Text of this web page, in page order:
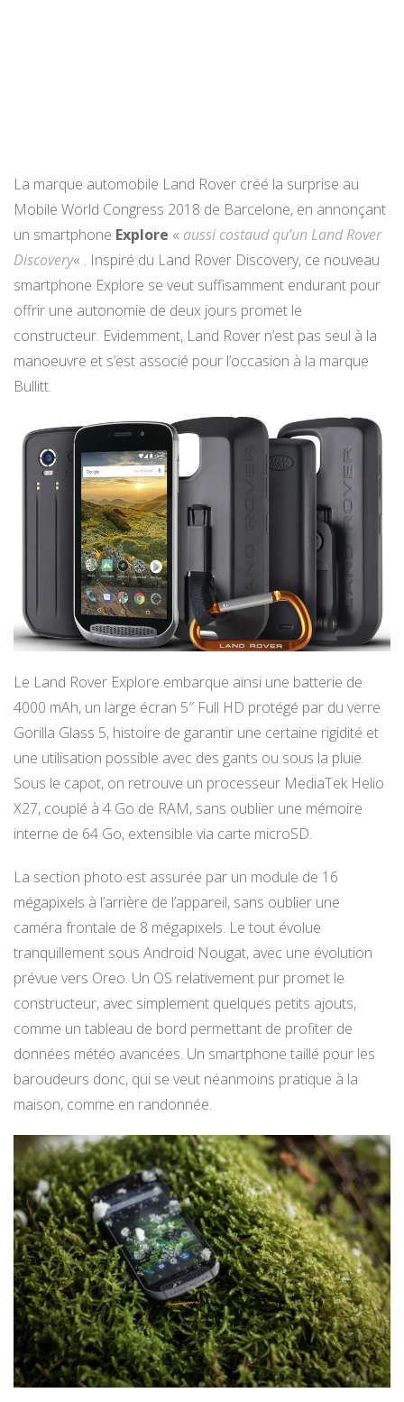
La marque automobile Land Rover créé la surprise au
Mobile World Congress 2018 de Barcelone, en annonçant
un smartphone Explore « aussi costaud qu’un Land Rover
Discovery« . Inspiré du Land Rover Discovery, ce nouveau
smartphone Explore se veut suffisamment endurant pour
offrir une autonomie de deux jours promet le
constructeur. Evidemment, Land Rover n’est pas seul à la
manoeuvre et s’est associé pour l’occasion à la marque
Bullitt.
Le Land Rover Explore embarque ainsi une batterie de
4000 mAh, un large écran 5″ Full HD protégé par du verre
Gorilla Glass 5, histoire de garantir une certaine rigidité et
une utilisation possible avec des gants ou sous la pluie.
Sous le capot, on retrouve un processeur MediaTek Helio
X27, couplé à 4 Go de RAM, sans oublier une mémoire
interne de 64 Go, extensible via carte microSD.
La section photo est assurée par un module de 16
mégapixels à l’arrière de l’appareil, sans oublier une
caméra frontale de 8 mégapixels. Le tout évolue
tranquillement sous Android Nougat, avec une évolution
prévue vers Oreo. Un OS relativement pur promet le
constructeur, avec simplement quelques petits ajouts,
comme un tableau de bord permettant de profiter de
données météo avancées. Un smartphone taillé pour les
baroudeurs donc, qui se veut néanmoins pratique à la
maison, comme en randonnée.